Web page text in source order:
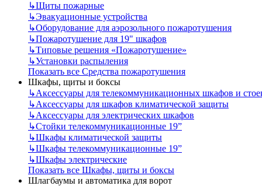
↳Щиты пожарные
↳Эвакуационные устройства
↳Оборудование для аэрозольного пожаротушения
↳Пожаротушение для 19" шкафов
↳Типовые решения «Пожаротушение»
↳Установки распыления
Показать все Средства пожаротушения
Шкафы, щиты и боксы
↳Аксессуары для телекоммуникационных шкафов и
↳Аксессуары для шкафов климатической защиты
↳Аксессуары для электрических шкафов
↳Стойки телекоммуникационные 19”
↳Шкафы климатической защиты
↳Шкафы телекоммуникационные 19”
↳Шкафы электрические
Показать все Шкафы, щиты и боксы
Шлагбаумы и автоматика для ворот